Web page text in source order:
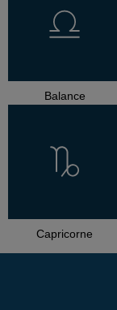
Balance
Capricorne